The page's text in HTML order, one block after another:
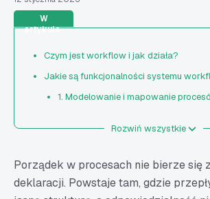
W
artykule:
Czym jest workflow i jak działa?
Jakie są funkcjonalności systemu
1. Modelowanie i mapowanie
4. Zarządzanie zadaniami
5. Kontrola statusów i pełna
Rozwiń wszystkie
Porządek w procesach nie bierze się
deklaracji. Powstaje tam, gdzie